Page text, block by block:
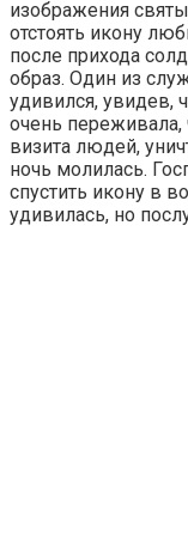
изображения
отстоять икону
после прихода
образ. Один из
удивился, увидев,
очень переживала,
визита людей,
ночь молилась.
спустить икону в
удивилась, но